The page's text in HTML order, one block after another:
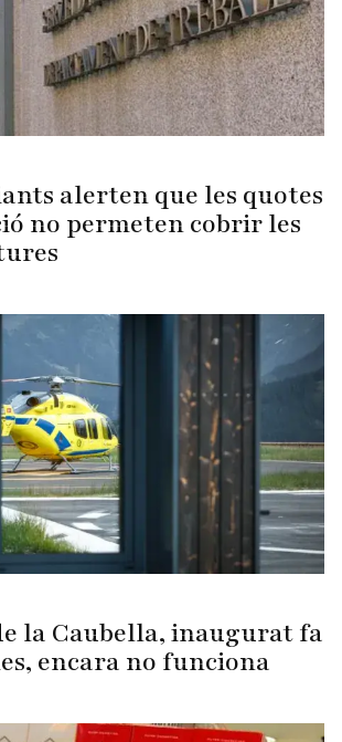
alerten que les quotes
no permeten cobrir les
la Caubella, inaugurat fa
encara no funciona